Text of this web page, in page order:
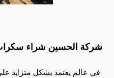
شركة الحسين شراء
في عالم يعتمد بشكل متزايد على